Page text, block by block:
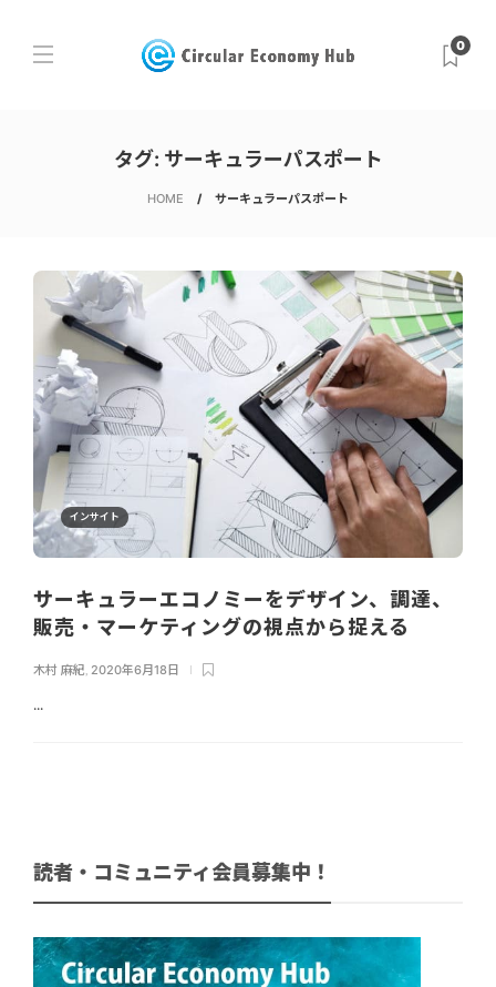
0
タグ: サーキュラーパスポート
HOME サーキュラーパスポート
インサイト
サーキュラーエコノミーをデザイン、調達、
販売・マーケティングの視点から捉える
木村 麻紀 2020年6月18日
...
読者・コミュニティ会員募集中！